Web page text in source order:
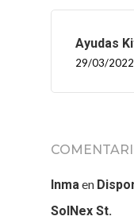
Ayudas
29/03/2022
Inmaen
SolNex St.